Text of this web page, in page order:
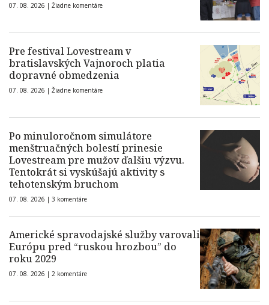
07. 08. 2026 | Žiadne komentáre
Pre festival Lovestream v
bratislavských Vajnoroch platia
dopravné obmedzenia
07. 08. 2026 | Žiadne komentáre
Po minuloročnom simulátore
menštruačných bolestí prinesie
Lovestream pre mužov ďalšiu výzvu.
Tentokrát si vyskúšajú aktivity s
tehotenským bruchom
07. 08. 2026 | 3 komentáre
Americké spravodajské služby varovali
Európu pred “ruskou hrozbou” do
roku 2029
07. 08. 2026 | 2 komentáre